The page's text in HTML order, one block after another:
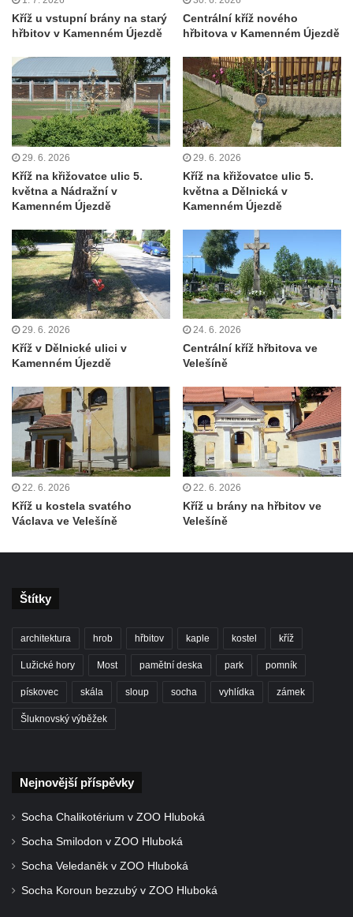
Centrální kříž hřbitova Vlčí Hora
Kříž u domu čp. 128 na Vlčí Hoře
Kříž u domu čp. 79 v ulici Salmovská ve
Velkém Šenově
Kříž naproti domu čp. 23 v ulici Salmovská
ve Velkém Šenově
Kříž u kostela svatého Jana Křtitele v
Teplicích
Údajný kříž u silnice č. 15 západně od
Kříž u silnice č. 15 západně od Želkovic
Kříž u silnice č. 15 jižně od Šepetel
Kříž západně od domu čp. 85 v ulici Na
Vilouni v Třebívlicích
Lučanech nad Nisou
Desnou v Tanvaldu
Kříž u kostela svatého Františka z Assisi v
Tanvaldu
Kříž u kostela svatého Jana Nepomuckého
ve Starých Křečanech
Kříž u domu čp. 39 v Rybništi
Dubé
Centrální kříž hřbitova v Dubé
Kříž v Zahradní ulici v Dubé
Kříž na hřbitově ve Velkém Šenově
svatého Bartoloměje ve Velkém Šenově
Kříž na kostele svatého Bartoloměje ve
Velkém Šenově
Kříž u vstupní brány na starý
hřbitov v Kamenném Újezdě
Centrální kříž nového
hřbitova v Kamenném Újezdě
29. 6. 2026
Kříž na křižovatce ulic 5.
května a Nádražní v
Kamenném Újezdě
29. 6. 2026
Kříž na křižovatce ulic 5.
května a Dělnická v
Kamenném Újezdě
29. 6. 2026
Kříž v Dělnické ulici v
Kamenném Újezdě
24. 6. 2026
Centrální kříž hřbitova ve
Velešíně
22. 6. 2026
Kříž u kostela svatého
Václava ve Velešíně
22. 6. 2026
Kříž u brány na hřbitov ve
Velešíně
Štítky
architektura hrob hřbitov kaple kostel kříž
Lužické hory Most pamětní deska park pomník
pískovec skála sloup socha vyhlídka zámek
Šluknovský výběžek
Nejnovější příspěvky
Socha Chalikotérium v ZOO Hluboká
Socha Smilodon v ZOO Hluboká
Socha Veledaněk v ZOO Hluboká
Socha Koroun bezzubý v ZOO Hluboká